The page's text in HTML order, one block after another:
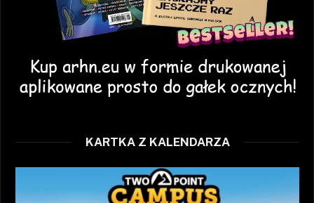
KARTKA Z KALENDARZA